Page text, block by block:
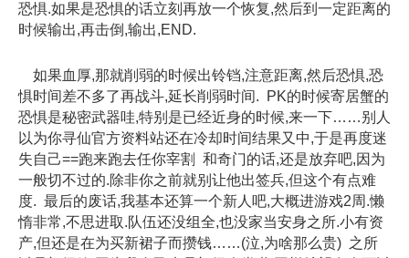
恐惧.如果是恐惧的话立刻再放一个恢复,然后到一定距离的
时候输出,再击倒,输出,END.
如果血厚,那就削弱的时候出铃铛,注意距离,然后恐惧,恐
惧时间差不多了再战斗,延长削弱时间. PK的时候寄居蟹的
恐惧是秘密武器哇,特别是已经近身的时候,来一下……别人
以为你寻仙官方资料站还在冷却时间结果又中,于是再度迷
失自己==跑来跑去任你宰割 和奇门的话,还是放弃吧,因为
一般切不过的.除非你之前就别让他出签兵,但这个有点难
度. 最后的废话,我基本还算一个新人吧,大概进游戏2周.懒
惰非常,不思进取.队伍还没组全,也没家当安身之所.小有资
产,但还是在为买新裙子而攒钱……(泣,为啥那么贵) 之所